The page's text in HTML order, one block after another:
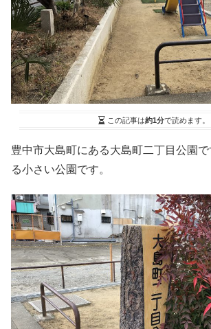
この記事は約1分で読めます。
豊中市大島町にある大島町二丁目公園
る小さい公園です。